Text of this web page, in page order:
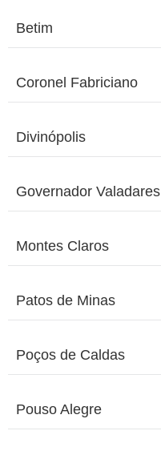
Betim
Coronel Fabriciano
Divinópolis
Governador Valadares
Montes Claros
Patos de Minas
Poços de Caldas
Pouso Alegre